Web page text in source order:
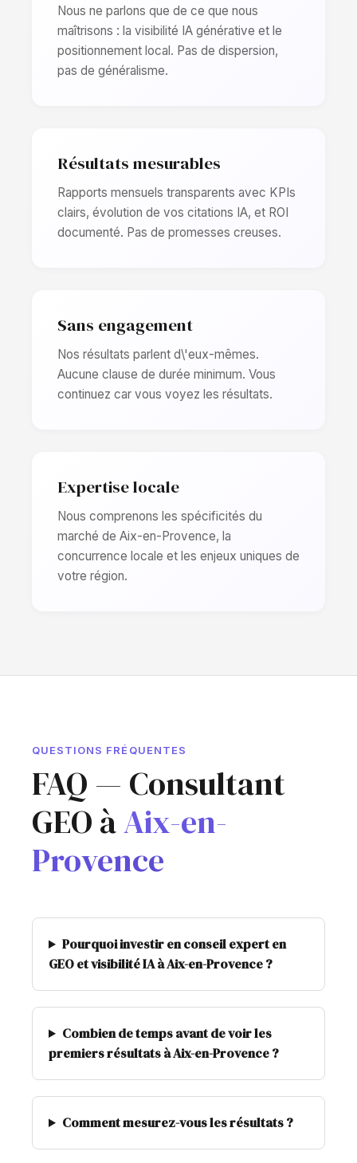
Nous ne parlons que de ce que nous
maîtrisons : la visibilité IA générative et le
positionnement local. Pas de dispersion,
pas de généralisme.
Résultats mesurables
Rapports mensuels transparents avec KPIs
clairs, évolution de vos citations IA, et ROI
documenté. Pas de promesses creuses.
Sans engagement
Nos résultats parlent d\'eux-mêmes.
Aucune clause de durée minimum. Vous
continuez car vous voyez les résultats.
Expertise locale
Nous comprenons les spécificités du
marché de Aix-en-Provence, la
concurrence locale et les enjeux uniques de
votre région.
QUESTIONS FRÉQUENTES
FAQ — Consultant
GEO àAix-en-
Provence
Pourquoi investir en conseil expert en
GEO et visibilité IA à Aix-en-Provence ?
Combien de temps avant de voir les
premiers résultats à Aix-en-Provence ?
Comment mesurez-vous les résultats ?